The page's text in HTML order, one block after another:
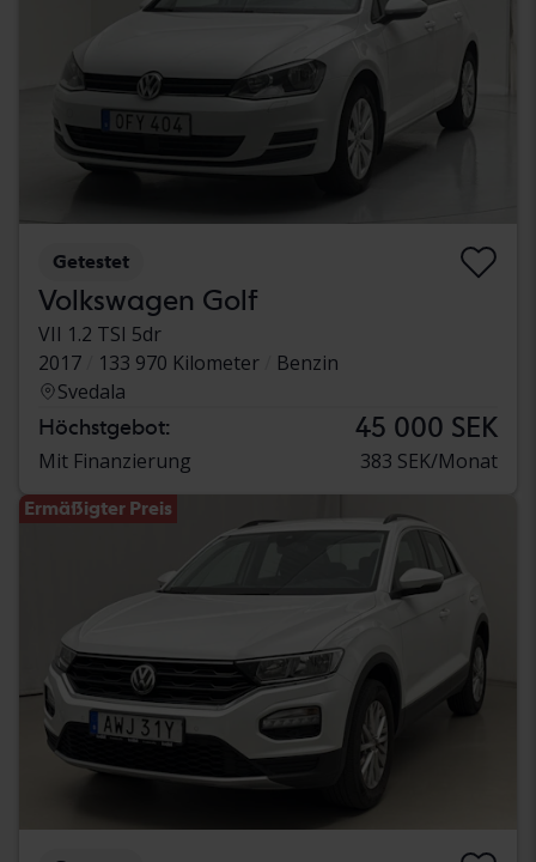
Getestet
Volkswagen Golf
VII 1.2 TSI 5dr
2017
133 970 Kilometer
Benzin
Svedala
Höchstgebot: 45 000 SEK
Mit Finanzierung 383 SEK/Monat
Ermäßigter Preis